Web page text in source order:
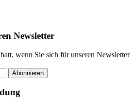
Newsletter
wenn Sie sich für unseren Newsletter
Abonnieren